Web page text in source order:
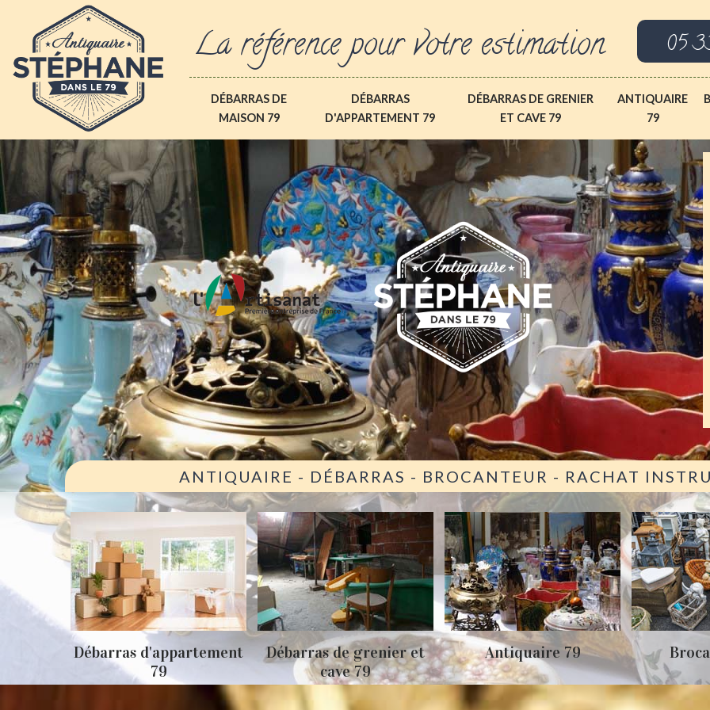
La référence pour votre estimation 05
DÉBARRAS DE
MAISON 79
DÉBARRAS
D'APPARTEMENT 79
DÉBARRAS DE GRENIER
ET CAVE 79
ANTIQUAIRE
79
ANTIQUAIRE - DÉBARRAS - BROCANTEUR - RACHAT
Débarras d'appartement
79
Débarras de grenier et
cave 79
Antiquaire 79